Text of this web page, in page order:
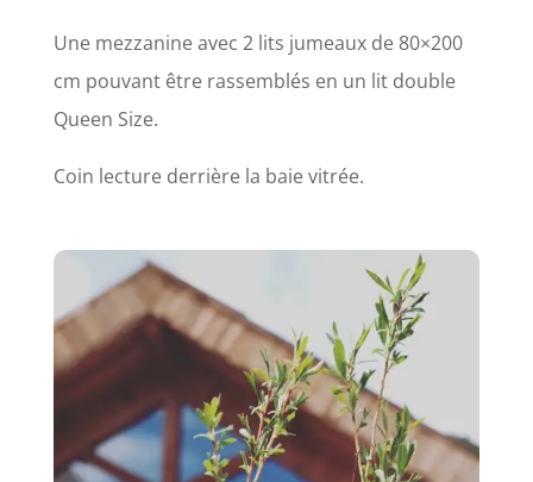
Une mezzanine avec 2 lits jumeaux de 80×200
cm pouvant être rassemblés en un lit double
Queen Size.
Coin lecture derrière la baie vitrée.